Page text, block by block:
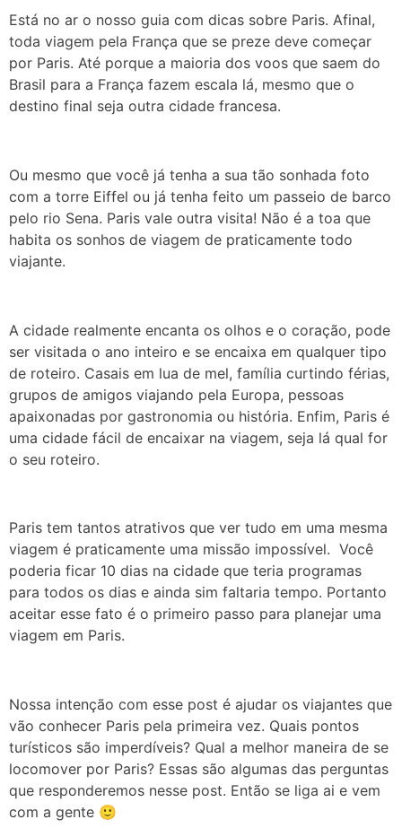
Está no ar o nosso guia com dicas sobre Paris. Afinal,
toda viagem pela França que se preze deve começar
por Paris. Até porque a maioria dos voos que saem do
Brasil para a França fazem escala lá, mesmo que o
destino final seja outra cidade francesa.
Ou mesmo que você já tenha a sua tão sonhada foto
com a torre Eiffel ou já tenha feito um passeio de barco
pelo rio Sena. Paris vale outra visita! Não é a toa que
habita os sonhos de viagem de praticamente todo
viajante.
A cidade realmente encanta os olhos e o coração, pode
ser visitada o ano inteiro e se encaixa em qualquer tipo
de roteiro. Casais em lua de mel, família curtindo férias,
grupos de amigos viajando pela Europa, pessoas
apaixonadas por gastronomia ou história. Enfim, Paris é
uma cidade fácil de encaixar na viagem, seja lá qual for
o seu roteiro.
Paris tem tantos atrativos que ver tudo em uma mesma
viagem é praticamente uma missão impossível. Você
poderia ficar 10 dias na cidade que teria programas
para todos os dias e ainda sim faltaria tempo. Portanto
aceitar esse fato é o primeiro passo para planejar uma
viagem em Paris.
Nossa intenção com esse post é ajudar os viajantes que
vão conhecer Paris pela primeira vez. Quais pontos
turísticos são imperdíveis? Qual a melhor maneira de se
locomover por Paris? Essas são algumas das perguntas
que responderemos nesse post. Então se liga ai e vem
com a gente 🙂